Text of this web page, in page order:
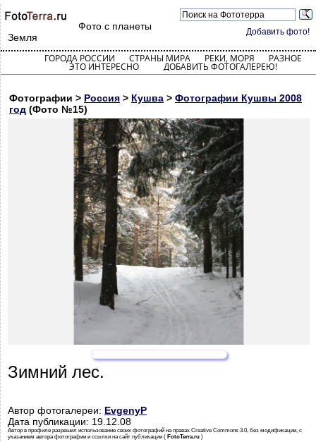
Добавить фото!
Фото с планеты
Земля
ГОРОДА РОССИИ СТРАНЫ МИРА РЕКИ, МОРЯ РАЗНОЕ
ЭТО ИНТЕРЕСНО ДОБАВИТЬ ФОТОГАЛЕРЕЮ!
Фотографии > Россия > Кушва > Фотографии Кушвы 2008
год (Фото №15)
Зимний лес.
Автор фотогалереи: EvgenyP
Дата публикации: 19.12.08
Автор в профиле разрешил использование своих фотографий на правах Creative Commons 3.0, без модификации, с
указанием автора фотографии и ссылки на сайт публикации ( FotoTerra.ru )